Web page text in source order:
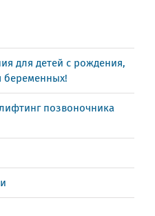
для детей с рождения,
беременных!
позвоночника